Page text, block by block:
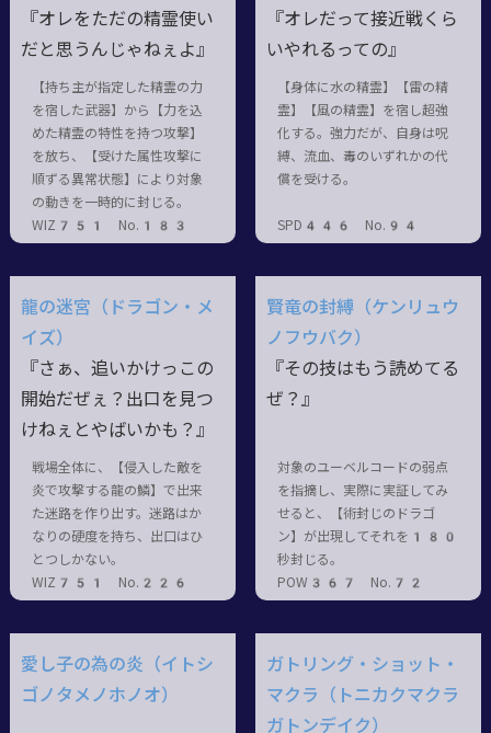
『オレをただの精霊使い
だと思うんじゃねぇよ』
【持ち主が指定した精霊の力
を宿した武器】から【力を込
めた精霊の特性を持つ攻撃】
を放ち、【受けた属性攻撃に
順ずる異常状態】により対象
の動きを一時的に封じる。
WIZ751 No.183
『オレだって接近戦くら
いやれるっての』
【身体に水の精霊】【雷の精
霊】【風の精霊】を宿し超強
化する。強力だが、自身は呪
縛、流血、毒のいずれかの代
償を受ける。
SPD446 No.94
龍の迷宮（ドラゴン・メ
イズ）
『さぁ、追いかけっこの
開始だぜぇ？出口を見つ
けねぇとやばいかも？』
戦場全体に、【侵入した敵を
炎で攻撃する龍の鱗】で出来
た迷路を作り出す。迷路はか
なりの硬度を持ち、出口はひ
とつしかない。
WIZ751 No.226
賢竜の封縛（ケンリュウ
ノフウバク）
『その技はもう読めてる
ぜ？』
対象のユーベルコードの弱点
を指摘し、実際に実証してみ
せると、【術封じのドラゴ
ン】が出現してそれを180
秒封じる。
POW367 No.72
愛し子の為の炎（イトシ
ゴノタメノホノオ）
ガトリング・ショット・
マクラ（トニカクマクラ
ガトンデイク）